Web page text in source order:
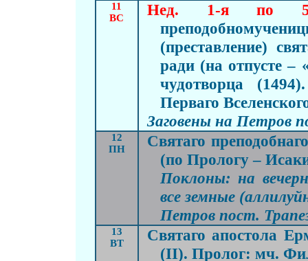
11
ВС
Нед. 1-я по
(преставление)
ради (на отпусте –
чудотворца
Перваго
Заговены на Петров
12
ПН
Святаго
(по Прологу –
Поклоны: на
все земные
Петров пост.
13
ВТ
Святаго апостола
(II). Пролог: мч.